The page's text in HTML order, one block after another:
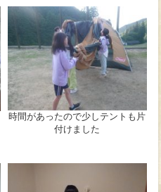
時間があったので少しテントも片
付けました